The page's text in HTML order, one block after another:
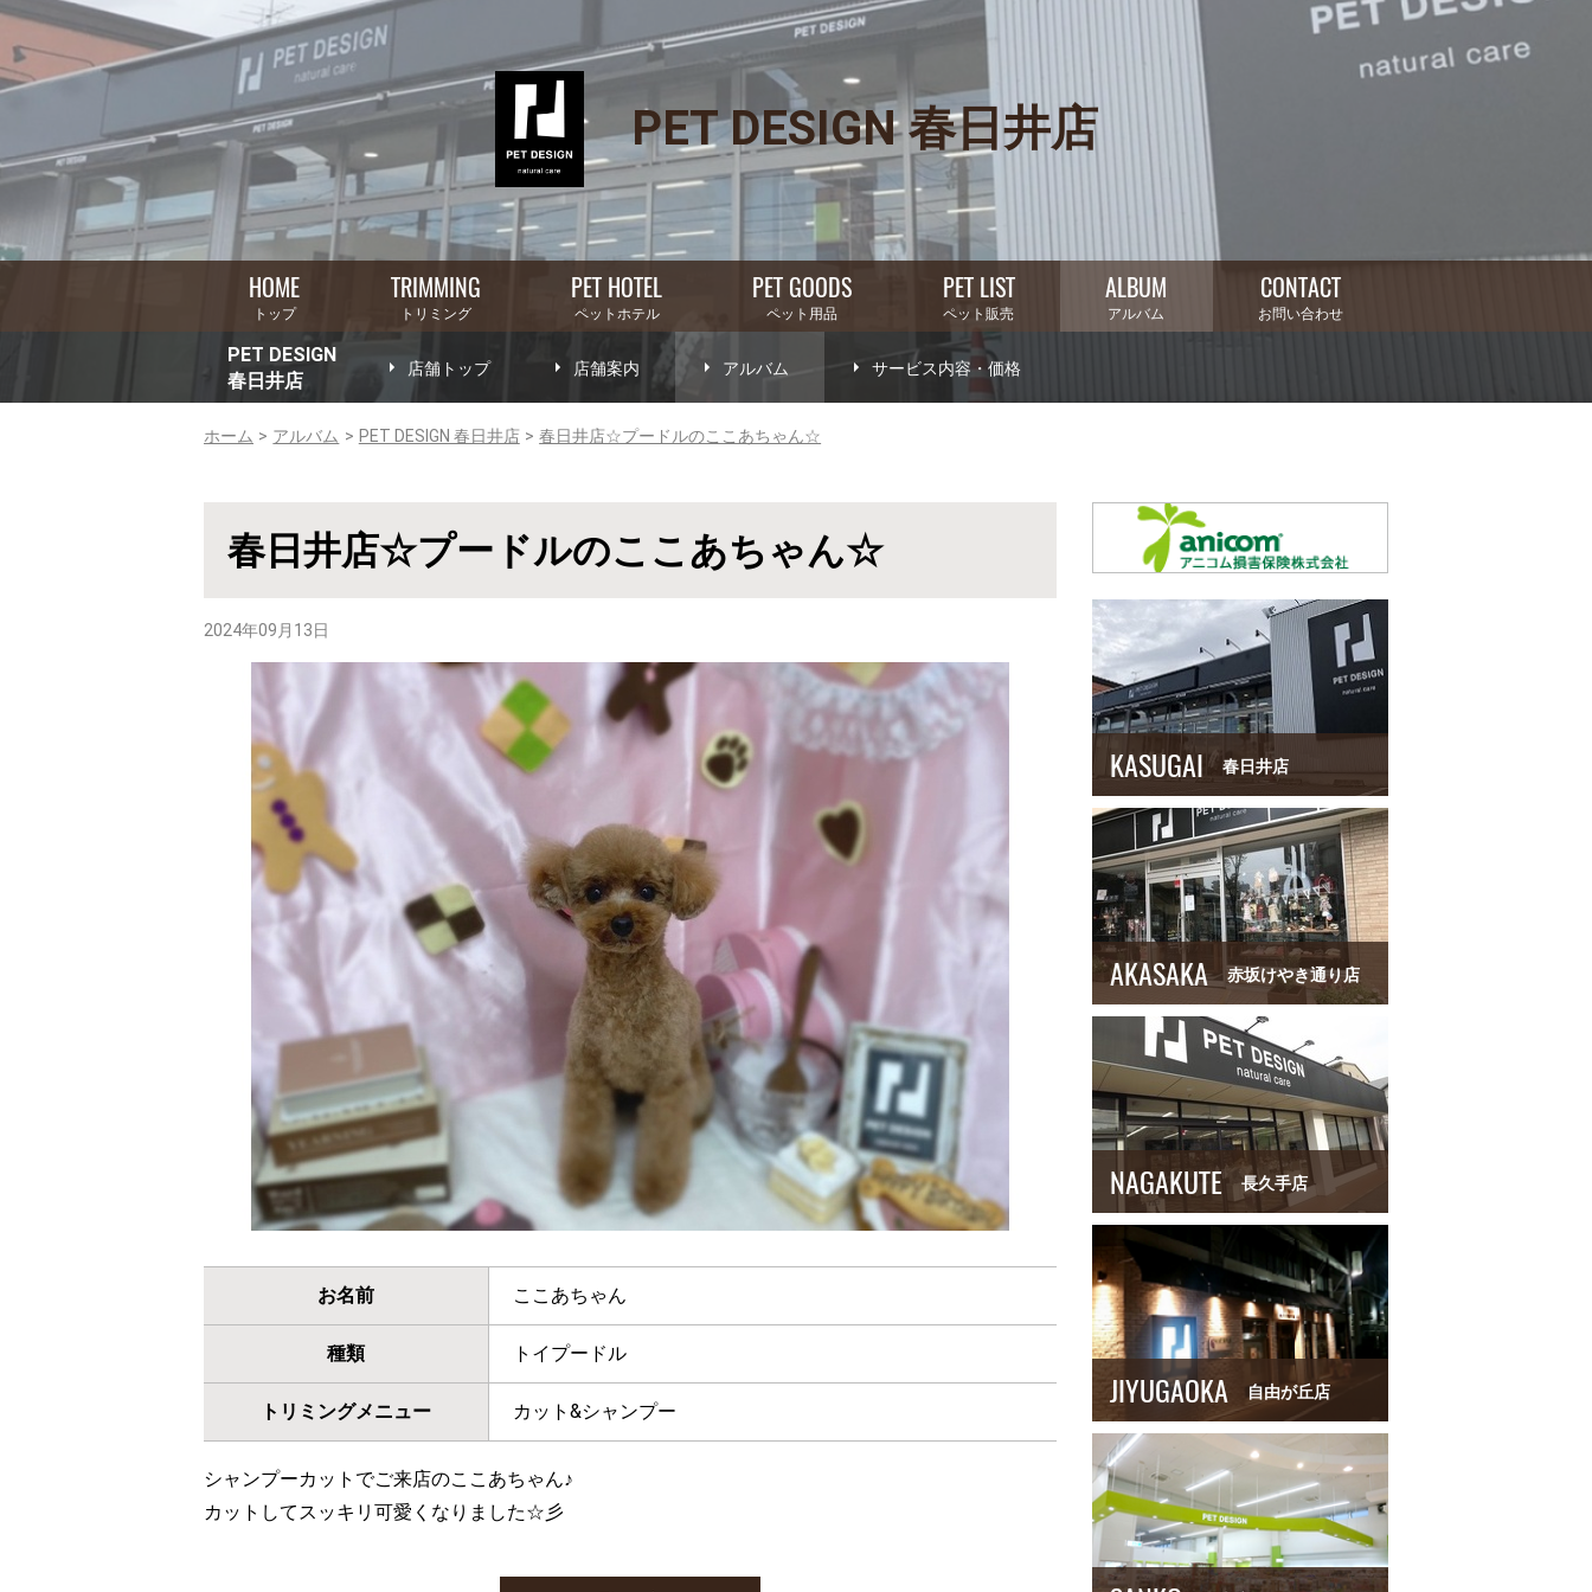
PET DESIGN 春日井店
HOME
トップ
TRIMMING
トリミング
PET HOTEL
ペットホテル
PET GOODS
ペット用品
PET LIST
ペット販売
ALBUM
アルバム
CONTACT
お問い合わせ
PET DESIGN
春日井店
店舗トップ 店舗案内 アルバム サービス内容・価格
ホーム アルバム PET DESIGN 春日井店 春日井店☆プードルのここあちゃん☆
春日井店☆プードルのここあちゃん☆
2024年09月13日
お名前 ここあちゃん
種類 トイプードル
トリミングメニュー カット&シャンプー
シャンプーカットでご来店のここあちゃん♪
カットしてスッキリ可愛くなりました☆彡
KASUGAI 春日井店
AKASAKA 赤坂けやき通り店
NAGAKUTE 長久手店
JIYUGAOKA 自由が丘店